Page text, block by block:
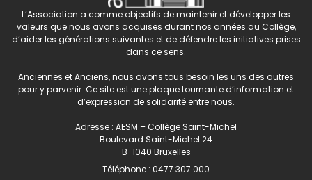
L’Association a comme objectifs de maintenir et développer les
valeurs que nous avons acquises durant nos années au Collège,
d’aider les générations suivantes et de défendre les initiatives prises
dans ce sens.
Anciennes et Anciens, nous avons tous besoin les uns des autres
pour y parvenir. Ce site est une plaque tournante d’information et
d’expression de solidarité entre nous.
Adresse : AESM – Collège Saint-Michel
Boulevard Saint-Michel 24
B-1040 Bruxelles
Téléphone : 0477 307 000